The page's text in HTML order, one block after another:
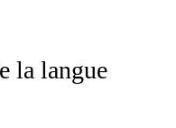
la langue